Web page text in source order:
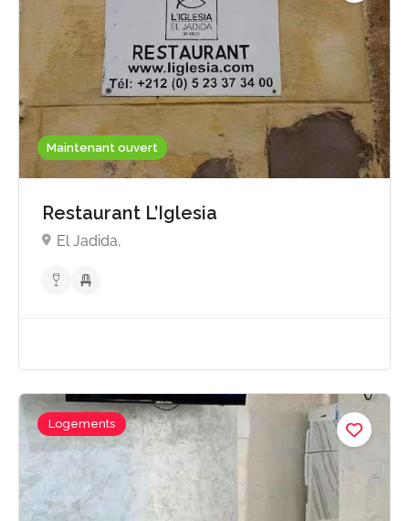
Maintenant ouvert
Restaurant L’Iglesia
El Jadida,
Logements